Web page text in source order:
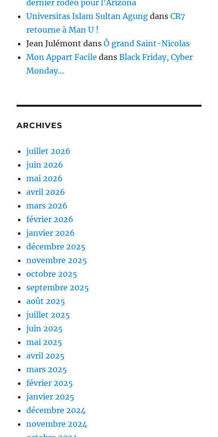
dernier rodéo pour l’Arizona
Universitas Islam Sultan Agung dansCR7
retourne à Man U !
Jean Julémont dansÔ grand Saint-Nicolas
Mon Appart Facile dansBlack Friday, Cyber
Monday…
ARCHIVES
juillet 2026
juin 2026
mai 2026
avril 2026
mars 2026
février 2026
janvier 2026
décembre 2025
novembre 2025
octobre 2025
septembre 2025
août 2025
juillet 2025
juin 2025
mai 2025
avril 2025
mars 2025
février 2025
janvier 2025
décembre 2024
novembre 2024